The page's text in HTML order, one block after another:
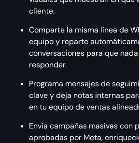
cliente.
Comparte la misma línea de
equipo y reparte
conversaciones para que
responder.
Programa mensajes de
clave y deja notas internas
en tu equipo de ventas
Envía campañas masivas con
aprobadas por Meta,